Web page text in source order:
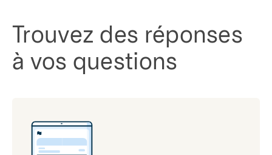
Trouvez des réponses
à vos questions